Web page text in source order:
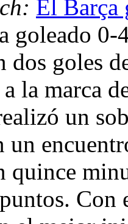
El Barça
goleado
dos goles
la marca
un
un
quince
Con